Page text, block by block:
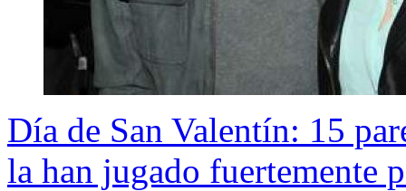
Día de San Valentín: 15
la han jugado fuertemente